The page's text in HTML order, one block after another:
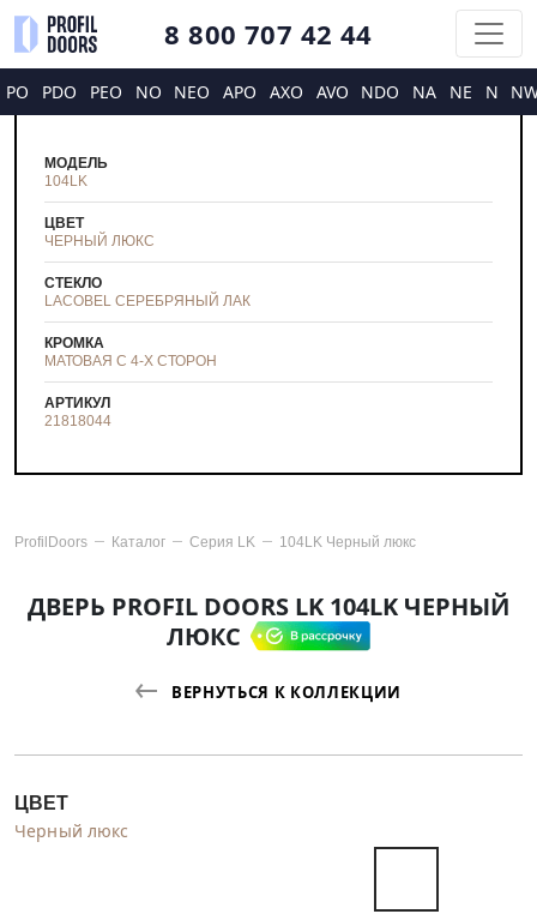
8 800 707 42 44
PO PDO PEO NO NEO APO AXO AVO NDO NA NE N
МОДЕЛЬ
104LK
ЦВЕТ
ЧЕРНЫЙ ЛЮКС
СТЕКЛО
LACOBEL СЕРЕБРЯНЫЙ ЛАК
КРОМКА
МАТОВАЯ С 4-Х СТОРОН
АРТИКУЛ
21818044
ProfilDoors Каталог Серия LK 104LK Черный люкс
ДВЕРЬ PROFIL DOORS LK 104LK ЧЕРНЫЙ
ЛЮКС
ВЕРНУТЬСЯ К КОЛЛЕКЦИИ
ЦВЕТ
Черный люкс